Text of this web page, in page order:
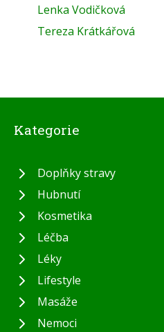
Lenka Vodičková
Tereza Krátkářová
Kategorie
Doplňky stravy
Hubnutí
Kosmetika
Léčba
Léky
Lifestyle
Masáže
Nemoci